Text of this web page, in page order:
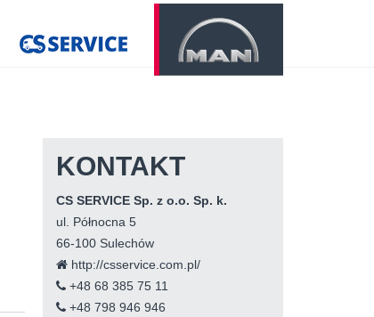
KONTAKT
CS SERVICE Sp. z o.o. Sp. k.
ul. Północna 5
66-100 Sulechów
http://csservice.com.pl/
+48 68 385 75 11
+48 798 946 946